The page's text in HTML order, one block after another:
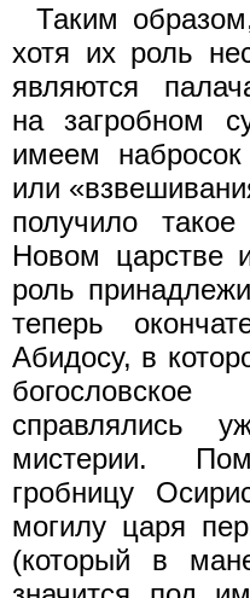
Таким
хотя их роль
являются
на загробном
имеем набросок
или
получило
Новом царстве
роль
теперь
Абидосу, в
справлялись
мистерии.
гробницу
могилу царя
(который в